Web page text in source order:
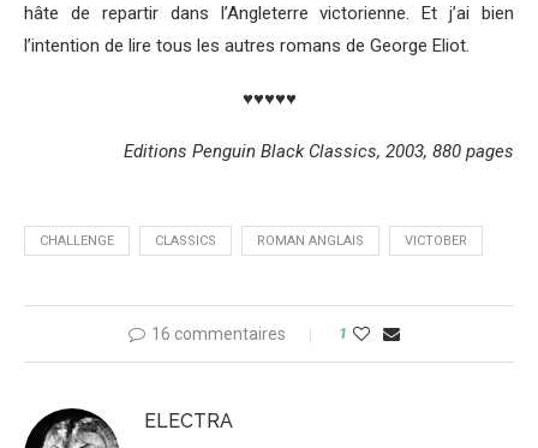
hâte de repartir dans l’Angleterre victorienne. Et j’ai bien
l’intention de lire tous les autres romans de George Eliot.
♥♥♥♥♥
Editions Penguin Black Classics, 2003, 880 pages
CHALLENGE CLASSICS ROMAN ANGLAIS VICTOBER
16 commentaires 1
ELECTRA